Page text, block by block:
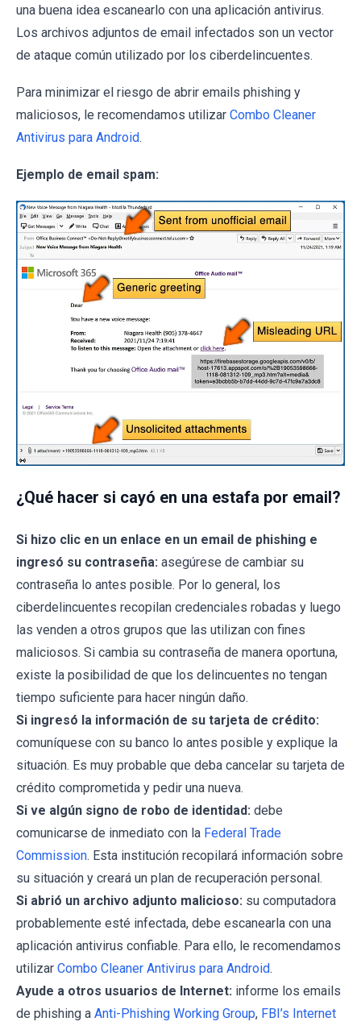
una buena idea escanearlo con una aplicación antivirus.
Los archivos adjuntos de email infectados son un vector
de ataque común utilizado por los ciberdelincuentes.
Para minimizar el riesgo de abrir emails phishing y
maliciosos, le recomendamos utilizar Combo Cleaner
Antivirus para Android.
Ejemplo de email spam:
¿Qué hacer si cayó en una estafa por email?
Si hizo clic en un enlace en un email de phishing e
ingresó su contraseña: asegúrese de cambiar su
contraseña lo antes posible. Por lo general, los
ciberdelincuentes recopilan credenciales robadas y luego
las venden a otros grupos que las utilizan con fines
maliciosos. Si cambia su contraseña de manera oportuna,
existe la posibilidad de que los delincuentes no tengan
tiempo suficiente para hacer ningún daño.
Si ingresó la información de su tarjeta de crédito:
comuníquese con su banco lo antes posible y explique la
situación. Es muy probable que deba cancelar su tarjeta de
crédito comprometida y pedir una nueva.
Si ve algún signo de robo de identidad: debe
comunicarse de inmediato con la Federal Trade
Commission. Esta institución recopilará información sobre
su situación y creará un plan de recuperación personal.
Si abrió un archivo adjunto malicioso: su computadora
probablemente esté infectada, debe escanearla con una
aplicación antivirus confiable. Para ello, le recomendamos
utilizar Combo Cleaner Antivirus para Android.
Ayude a otros usuarios de Internet: informe los emails
de phishing a Anti-Phishing Working Group, FBI’s Internet